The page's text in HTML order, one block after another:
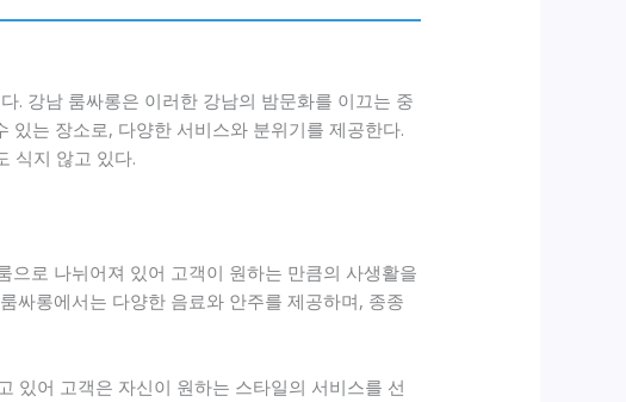
. 강남 룸싸롱은 이러한 강남의 밤문화를 이끄는 중
있는 장소로, 다양한 서비스와 분위기를 제공한다.
식지 않고 있다.
로 나뉘어져 있어 고객이 원하는 만큼의 사생활을
싸롱에서는 다양한 음료와 안주를 제공하며, 종종
있어 고객은 자신이 원하는 스타일의 서비스를 선